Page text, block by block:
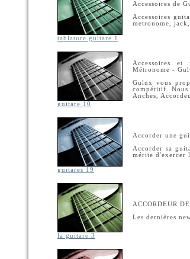
tablature guitare 1
Accessoires de
Accessoires
metronome,
guitare 10
Accessoires et
Métronome -
Gulux vous
compétitif. Nous
Anches,
guitares 19
Accorder une
Accorder sa
mérite d'exercer
la guitare 3
ACCORDEUR
Les dernières